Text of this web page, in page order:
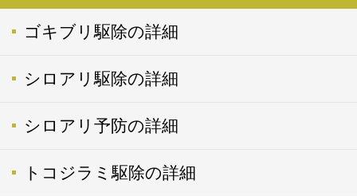
ゴキブリ駆除の詳細
シロアリ駆除の詳細
シロアリ予防の詳細
トコジラミ駆除の詳細